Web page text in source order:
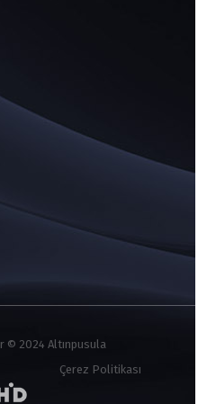
© 2024 Altınpusula
Çerez Politikası